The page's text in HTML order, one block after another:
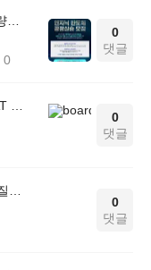
0
0
댓글
0
댓글
0
댓글